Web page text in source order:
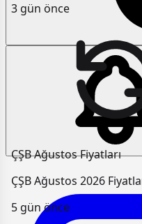
3 gün önce
ÇŞB Ağustos Fiyatları
ÇŞB Ağustos 2026
5 gün önce